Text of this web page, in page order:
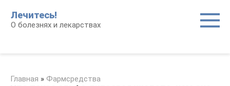
контенту
Лечитесь!
О болезнях и лекарствах
Главная » Фармсредства